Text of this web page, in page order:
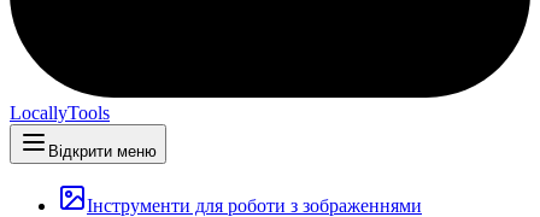
LocallyTools
Відкрити меню
Інструменти для роботи з зображеннями